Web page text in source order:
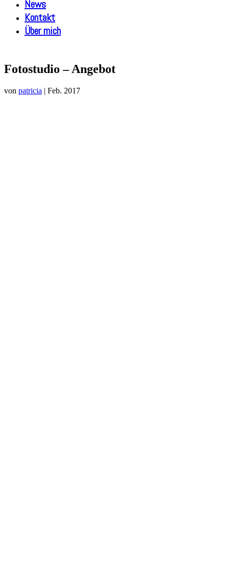
News
Kontakt
Über mich
Fotostudio – Angebot
von patricia | Feb. 2017